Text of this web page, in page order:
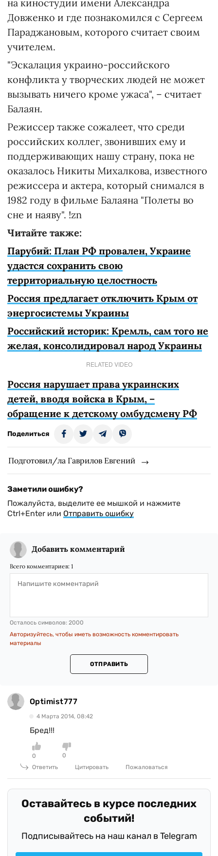
на киностудии имени Александра
Довженко и где познакомился с Сергеем
Параджановым, которого считает своим
учителем.
"Эскалация украино-российского
конфликта у творческих людей не может
вызывать ничего кроме ужаса", – считает
Балаян.
Режиссер также сожалеет, что среди
российских коллег, звонивших ему и
поддерживающих нашу страну, пока не
оказалось Никиты Михалкова, известного
режиссера и актера, который снимался в
1982 году в фильме Балаяна "Полеты во
сне и наяву". !zn
Читайте также:
Парубий: План РФ провален, Украине
удастся сохранить свою
территориальную целостность
Россия предлагает отключить Крым от
энергосистемы Украины
Российский историк: Кремль, сам того не
желая, консолидировал народ Украины
RELATED VIDEO
Россия нарушает права украинских
детей, вводя войска в Крым, –
обращение к детскому омбудсмену РФ
Поделиться
Подготовил/ла Гаврилов Евгений
Заметили ошибку?
Пожалуйста, выделите ее мышкой и нажмите
Ctrl+Enter или Отправить ошибку
Добавить комментарий
Всего комментариев: 1
Осталось символов: 2000
Авторизуйтесь, чтобы иметь возможность комментировать
материалы
ОТПРАВИТЬ
Optimist777
4 Марта 2014, 08:42
Бред!!!
0
0
Ответить
Цитировать Пожаловаться
Оставайтесь в курсе последних
событий!
Подписывайтесь на наш канал в Telegram